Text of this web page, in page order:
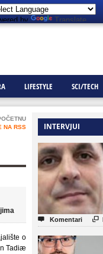
by Translate
LIFESTYLE SCI/TECH
NA RSS
o
Tadiæ
INTERVJUI
 Komentari 